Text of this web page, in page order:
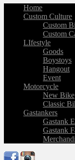
Home
Custom Culture
Custom
Custom
LIfestyle
Goods
Boystoys
Hangout
Event
Motorcycle
New Bike
Classic
Gastankers
Gastank
Gastank